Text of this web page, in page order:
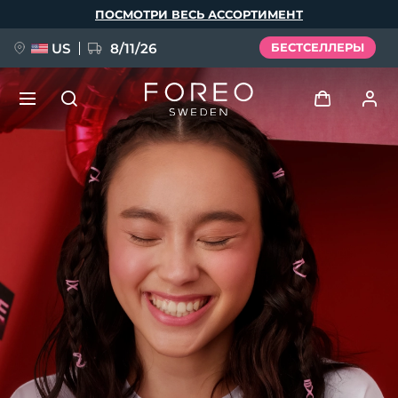
ПОСМОТРИ ВЕСЬ АССОРТИМЕНТ
US 8/11/26 БЕСТСЕЛЛЕРЫ
Профиль пользователя
Мои приборы
Мои заказы
Мои адреса
Мои подписки
НОВИНКА
FAQ™ Pure Beauty-Tech Elixir
BREAKING NEWS
issa™ Teeth Whitening Set
Язык
English Deutsch
Español
Français
Italiano
Português
Polski
Svenska
Русский
Türkçe
简体中文 繁體中文